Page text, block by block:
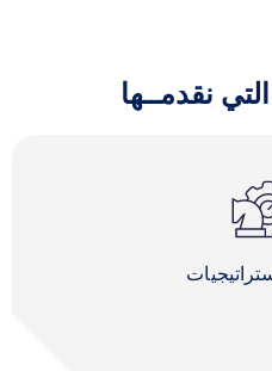
نقدمــها